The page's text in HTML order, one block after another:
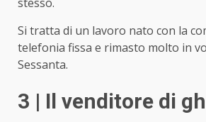
Si tratta di un lavoro nato con la
telefonia fissa e rimasto molto in
Sessanta.
3 | Il venditore di